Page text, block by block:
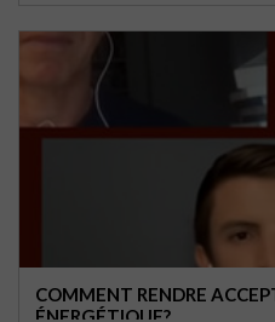
COMMENT RENDRE
ÉNERGÉTIQUE?